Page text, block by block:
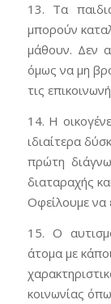
13. Τα
μπορούν
μάθουν. Δεν
όμως να μη
τις
14. Η
ιδιαίτερα
πρώτη
διαταραχής
Οφείλουμε να
15. Ο
άτομα με
κοινωνίας